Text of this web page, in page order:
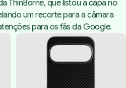
ThinBorne, que listou a capa no
um recorte para a câmara
para os fãs da Google.